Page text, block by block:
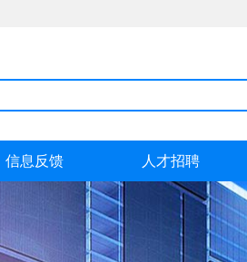
信息反馈 人才招聘